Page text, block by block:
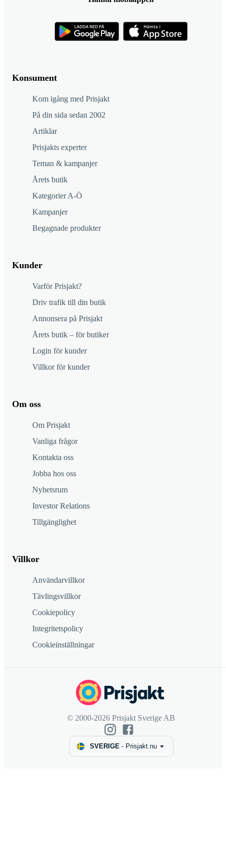
Konsument
Kom igång med Prisjakt
På din sida sedan 2002
Artiklar
Prisjakts experter
Teman & kampanjer
Årets butik
Kategorier A-Ö
Kampanjer
Begagnade produkter
Kunder
Varför Prisjakt?
Driv trafik till din butik
Annonsera på Prisjakt
Årets butik – för butiker
Login för kunder
Villkor för kunder
Om oss
Om Prisjakt
Vanliga frågor
Kontakta oss
Jobba hos oss
Nyhetsrum
Investor Relations
Tillgänglighet
Villkor
Användarvillkor
Tävlingsvillkor
Cookiepolicy
Integritetspolicy
Cookieinställningar
© 2000-2026 Prisjakt Sverige AB
SVERIGE- Prisjakt.nu